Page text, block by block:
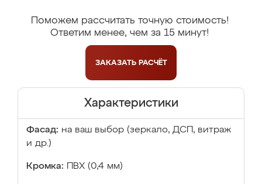
Поможем рассчитать точную стоимость!
Ответим менее, чем за 15 минут!
ЗАКАЗАТЬ РАСЧЁТ
Характеристики
Фасад: на ваш выбор (зеркало, ДСП, витраж
и др.)
Кромка: ПВХ (0,4 мм)